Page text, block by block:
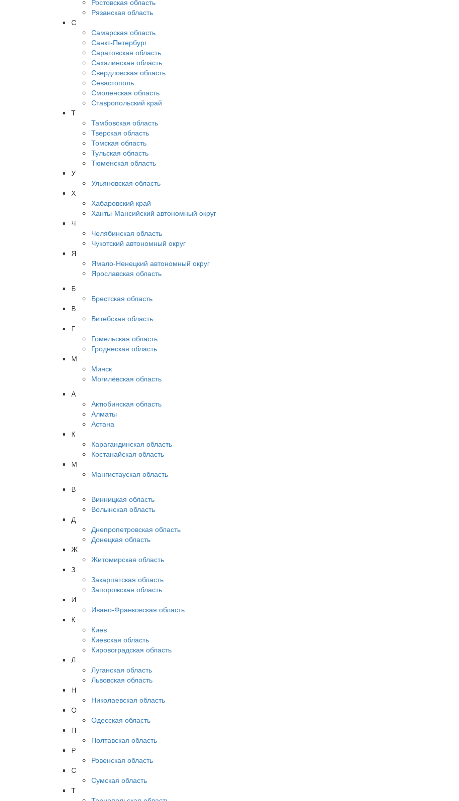
Ростовская область
Рязанская область
С
Самарская область
Санкт-Петербург
Саратовская область
Сахалинская область
Свердловская область
Севастополь
Смоленская область
Ставропольский край
Т
Тамбовская область
Тверская область
Томская область
Тульская область
Тюменская область
У
Ульяновская область
Х
Хабаровский край
Ханты-Мансийский автономный округ
Ч
Челябинская область
Чукотский автономный округ
Я
Ямало-Ненецкий автономный округ
Ярославская область
Б
Брестская область
В
Витебская область
Г
Гомельская область
Гроднеская область
М
Минск
Могилёвская область
А
Актюбинская область
Алматы
Астана
К
Карагандинская область
Костанайская область
М
Мангистауская область
В
Винницкая область
Волынская область
Д
Днепропетровская область
Донецкая область
Ж
Житомирская область
З
Закарпатская область
Запорожская область
И
Ивано-Франковская область
К
Киев
Киевская область
Кировоградская область
Л
Луганская область
Львовская область
Н
Николаевская область
О
Одесская область
П
Полтавская область
Р
Ровенская область
С
Сумская область
Т